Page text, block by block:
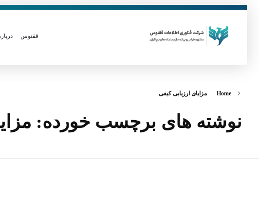
ققنوس
Home مزایای ارزیابی کیفی
نوشته های برچسب خورده: